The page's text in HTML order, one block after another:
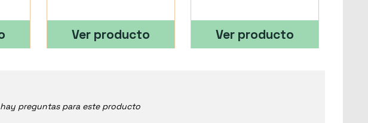
Ver producto Ver producto
preguntas para este producto